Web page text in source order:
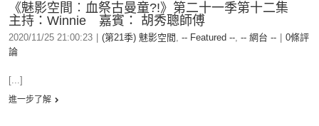
《魅影空間︰血祭古曼童?!》第二十一季第十二集
主持：Winnie 嘉賓： 胡秀聰師傅
2020/11/25 21:00:23 (第21季) 魅影空間 , -- Featured --, -- 網台 --
0條評
論
[...]
進一步了解